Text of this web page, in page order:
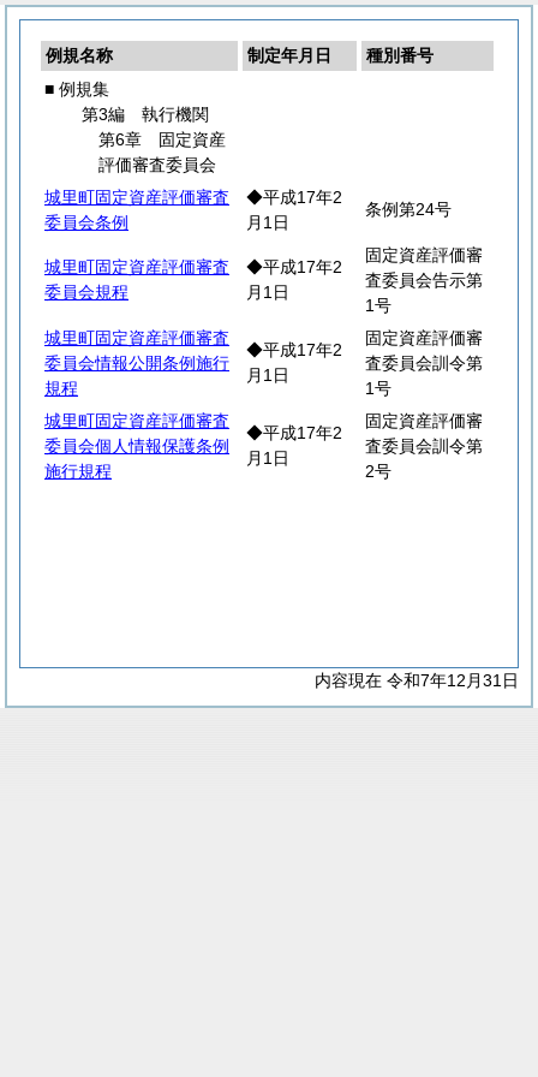
例規名称 制定年月日
種別番号
■ 例規集
第3編 執行機関
第6章 固定資産
評価審査委員会
城里町固定資産評価審査
委員会条例
◆平成17年2
月1日
条例第24号
城里町固定資産評価審査
委員会規程
◆平成17年2
月1日
固定資産評価審
査委員会告示第
1号
城里町固定資産評価審査
委員会情報公開条例施行
規程
◆平成17年2
月1日
固定資産評価審
査委員会訓令第
1号
城里町固定資産評価審査
委員会個人情報保護条例
施行規程
◆平成17年2
月1日
固定資産評価審
査委員会訓令第
2号
内容現在 令和7年12月31日